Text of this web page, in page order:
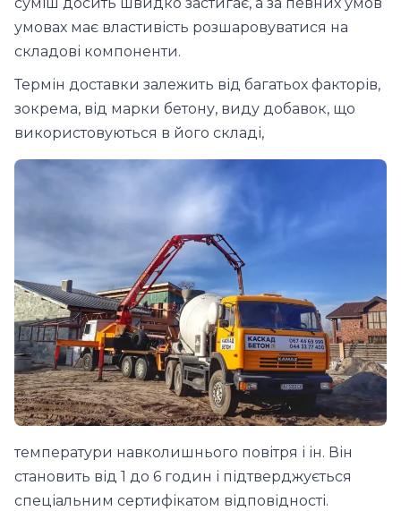
умовах має властивість розшаровуватися на
складові компоненти.
Термін доставки залежить від багатьох факторів,
зокрема, від марки бетону, виду добавок, що
використовуються в його складі,
температури навколишнього повітря і ін. Він
становить від 1 до 6 годин і підтверджується
спеціальним сертифікатом відповідності.